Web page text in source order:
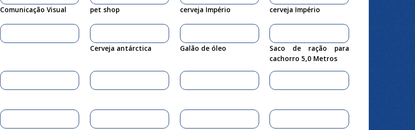
Comunicação Visual pet shop cerveja Império cerveja Império
Cerveja antárctica Galão de óleo
Saco de ração para
cachorro 5,0 Metros